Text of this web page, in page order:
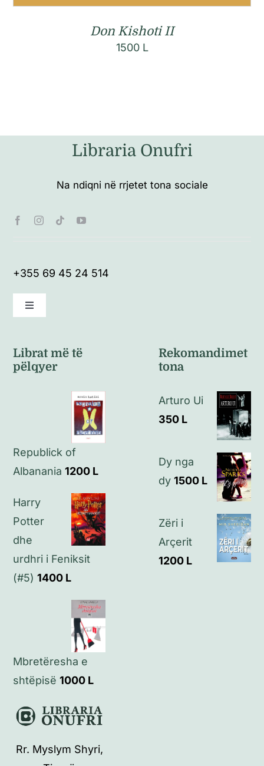
Don Kishoti II
1500 L
Libraria Onufri
Na ndiqni në rrjetet tona sociale
+355 69 45 24 514
Toggle
Politikat e kthimeve
Politikat e privatësisë
Kontakt
Librat më të
pëlqyer
Republick of
Albanania 1200 L
Harry
Potter
dhe
urdhri i Feniksit
(#5) 1400 L
Mbretëresha e
shtëpisë 1000 L
Rekomandimet
tona
Arturo Ui
350 L
Dy nga
dy 1500 L
Zëri i
Arçerit
1200 L
Rr. Myslym Shyri,